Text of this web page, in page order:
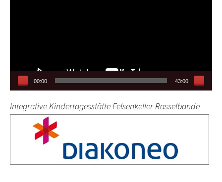
00:00 43:00
Integrative Kindertagesstätte Felsenkeller Rasselbande